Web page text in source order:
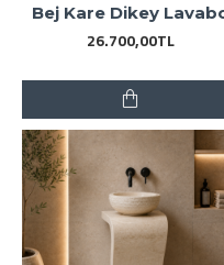
Bej Kare Dikey
26.700,00TL